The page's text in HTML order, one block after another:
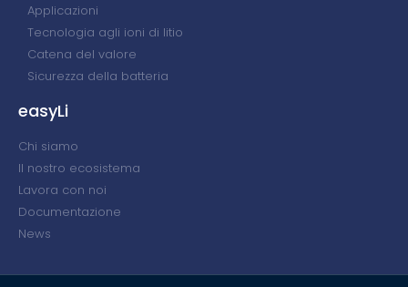
Applicazioni
Tecnologia agli ioni di litio
Catena del valore
Sicurezza della batteria
easyLi
Chi siamo
Il nostro ecosistema
Lavora con noi
Documentazione
News